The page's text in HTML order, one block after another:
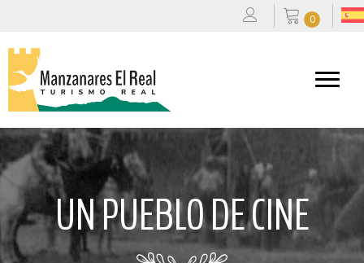
0
UN PUEBLO DE CINE